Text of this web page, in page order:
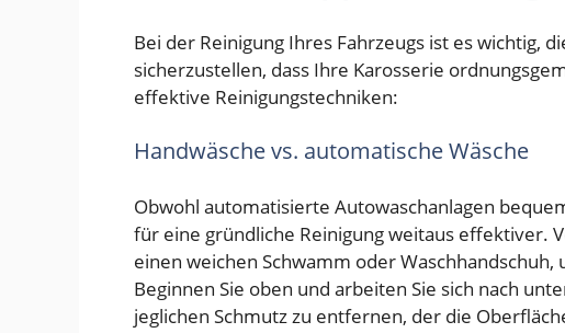
Bei der Reinigung Ihres Fahrzeugs ist es wichtig,
sicherzustellen, dass Ihre Karosserie
effektive Reinigungstechniken:
Handwäsche vs. automatische Wäsche
Obwohl automatisierte Autowaschanlagen
für eine gründliche Reinigung weitaus effektiver.
einen weichen Schwamm oder
Beginnen Sie oben und arbeiten Sie sich nach
jeglichen Schmutz zu entfernen, der die